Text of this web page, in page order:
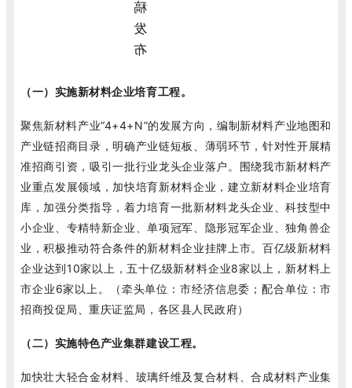
（一）实施新材料企业培育工程。
聚焦新材料产业“4+4+N”的发展方向，编制新材料产业地图和
产业链招商目录，明确产业链短板、薄弱环节，针对性开展精
准招商引资，吸引一批行业龙头企业落户。围绕我市新材料产
业重点发展领域，加快培育新材料企业，建立新材料企业培育
库，加强分类指导，着力培育一批新材料龙头企业、科技型中
小企业、专精特新企业、单项冠军、隐形冠军企业、独角兽企
业，积极推动符合条件的新材料企业挂牌上市。百亿级新材料
企业达到10家以上，五十亿级新材料企业8家以上，新材料上
市企业6家以上。（牵头单位：市经济信息委；配合单位：市
招商投促局、重庆证监局，各区县人民政府）
（二）实施特色产业集群建设工程。
加快壮大轻合金材料、玻璃纤维及复合材料、合成材料产业集